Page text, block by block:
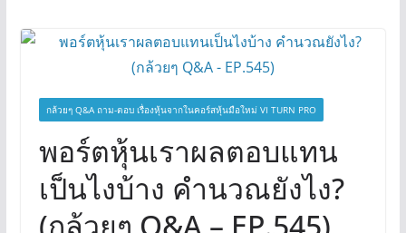
กล้วยๆ Q&A ถาม-ตอบ เรื่องหุ้นจากในคอร์สหุ้นมือใหม่ VI TURN PRO
พอร์ตหุ้นเราผลตอบแทน
เป็นไงบ้าง คำนวณยังไง?
(กล้วยๆ Q&A – EP.545)